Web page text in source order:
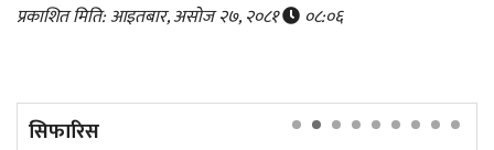
प्रकाशित मिति: आइतबार, असोज २७, २०८१ ०८:०६
सिफारिस